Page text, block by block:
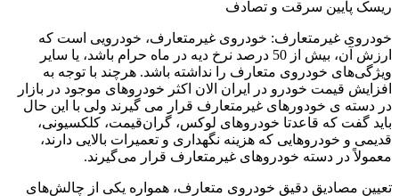
ریسک پایین سرقت و تصادف
خودروی غیرمتعارف: خودروی غیرمتعارف، خودرویی است که
ارزش آن، بیش از 50 درصد نرخ دیه در ماه حرام باشد، یا سایر
ویژگی‌های خودروی متعارف را نداشته باشد. هرچند با توجه به
افزایش قیمت خودرو در ایران الان اکثر خودروهای موجود در بازار
در دسته ی خودورهای غیرمتعارف قرار می گیرند ولی با این حال
باید گفت که قاعدتا خودروهای لوکس، گران‌قیمت، کلکسیونی،
قدیمی و خودروهایی که هزینه نگهداری و تعمیرات بالایی دارند،
معمولاً در دسته خودروهای غیرمتعارف قرار می‌گیرند.
تعیین مصادیق دقیق خودروی متعارف، همواره یکی از چالش‌های